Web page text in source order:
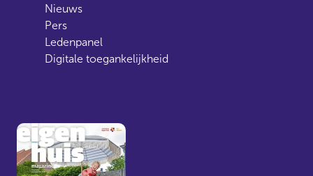
Nieuws
Pers
Ledenpanel
Digitale toegankelijkheid